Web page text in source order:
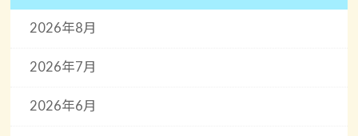
2026年8月
2026年7月
2026年6月